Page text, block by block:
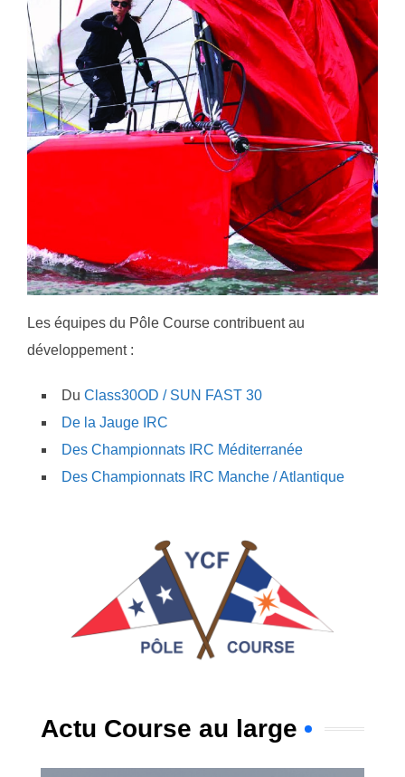
Les équipes du Pôle Course contribuent au
développement :
Du Class30OD / SUN FAST 30
De la Jauge IRC
Des Championnats IRC Méditerranée
Des Championnats IRC Manche / Atlantique
Actu Course au large